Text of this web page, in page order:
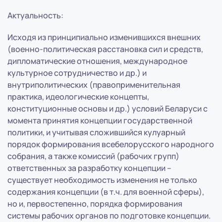
Актуальность:
Исходя из принципиально изменившихся внешних
(военно-политическая расстановка сил и средств,
дипломатические отношения, международное
культурное сотрудничество и др.) и
внутриполитических (правоприменительная
практика, идеологические концепты,
конституционные основы и др.) условий Беларуси с
момента принятия концепции государственной
политики, и учитывая сложившийся кулуарный
порядок формирования всебелорусского народного
собрания, а также комиссий (рабочих групп)
ответственных за разработку концепции –
существует необходимость изменения не только
содержания концепции (в т.ч. для военной сферы),
но и, первостепенно, порядка формирования
системы рабочих органов по подготовке концепции.